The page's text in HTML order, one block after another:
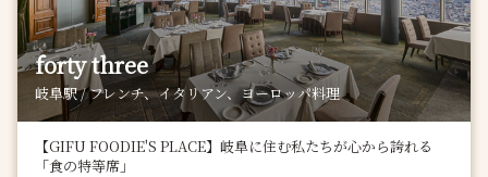
forty three
岐阜駅 / フレンチ、イタリアン、ヨーロッパ料理
【GIFU FOODIE'S PLACE】岐阜に住む私たちが心から誇れる
「食の特等席」